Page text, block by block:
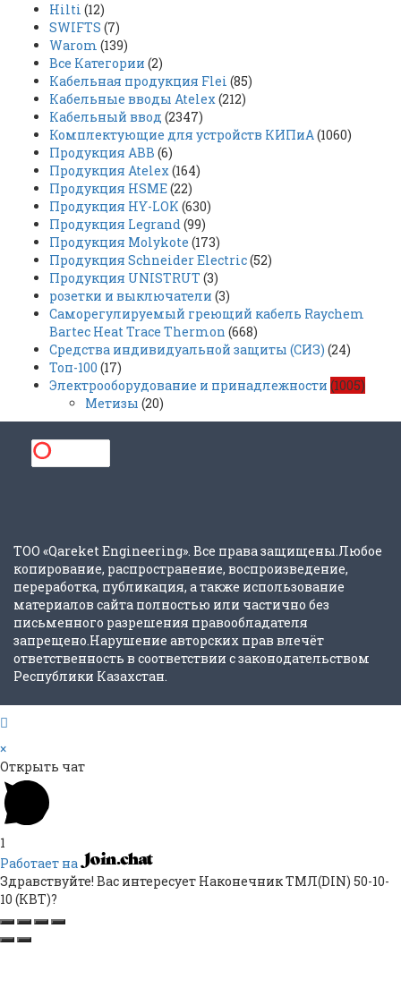
Hilti (12)
SWIFTS (7)
Warom (139)
Все Категории (2)
Кабельная продукция Flei (85)
Кабельные вводы Atelex(212)
Кабельный ввод (2347)
Комплектующие для устройств КИПиА(1060)
Продукция ABB (6)
Продукция Atelex(164)
Продукция HSME(22)
Продукция HY-LOK (630)
Продукция Legrand(99)
Продукция Molykote (173)
Продукция Schneider Electric(52)
Продукция UNISTRUT (3)
розетки и выключатели (3)
Саморегулируемый греющий кабель Raychem
Bartec Heat Trace Thermon (668)
Средства индивидуальной защиты (СИЗ) (24)
Топ-100 (17)
Электрооборудование и принадлежности (1005)
Метизы (20)
ТОО «Qareket Engineering». Все права защищены.Любое
копирование, распространение, воспроизведение,
переработка, публикация, а также использование
материалов сайта полностью или частично без
письменного разрешения правообладателя
запрещено.Нарушение авторских прав влечёт
ответственность в соответствии с законодательством
Республики Казахстан.
×
Открыть чат
1
Работает на
Здравствуйте! Вас интересует Наконечник TMЛ(DIN) 50-10-
10 (КВТ)?